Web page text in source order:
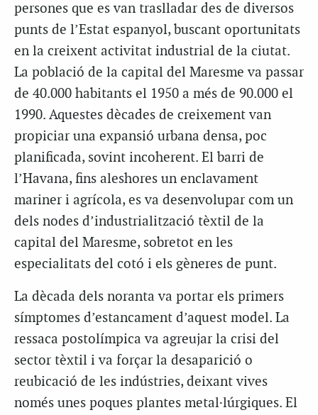
persones que es van traslladar des de diversos
punts de l’Estat espanyol, buscant oportunitats
en la creixent activitat industrial de la ciutat.
La població de la capital del Maresme va passar
de 40.000 habitants el 1950 a més de 90.000 el
1990. Aquestes dècades de creixement van
propiciar una expansió urbana densa, poc
planificada, sovint incoherent. El barri de
l’Havana, fins aleshores un enclavament
mariner i agrícola, es va desenvolupar com un
dels nodes d’industrialització tèxtil de la
capital del Maresme, sobretot en les
especialitats del cotó i els gèneres de punt.
La dècada dels noranta va portar els primers
símptomes d’estancament d’aquest model. La
ressaca postolímpica va agreujar la crisi del
sector tèxtil i va forçar la desaparició o
reubicació de les indústries, deixant vives
només unes poques plantes metal·lúrgiques. El